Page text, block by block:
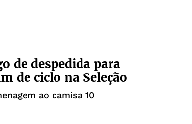
de despedida para
de ciclo na Seleção
ao camisa 10